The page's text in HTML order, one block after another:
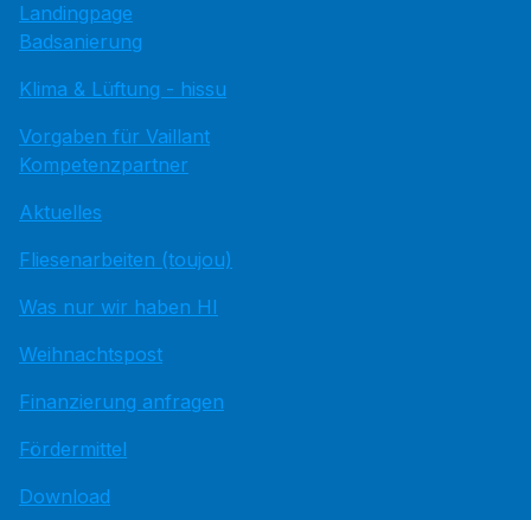
Landingpage
Badsanierung
Klima & Lüftung - hissu
Vorgaben für Vaillant
Kompetenzpartner
Aktuelles
Fliesenarbeiten (toujou)
Was nur wir haben HI
Weihnachtspost
Finanzierung anfragen
Fördermittel
Download